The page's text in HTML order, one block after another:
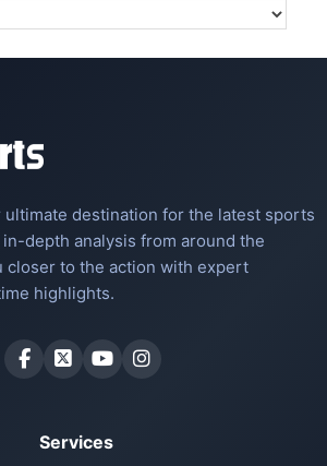
destination for the latest sports
depth analysis from around the
closer to the action with expert
highlights.
Services